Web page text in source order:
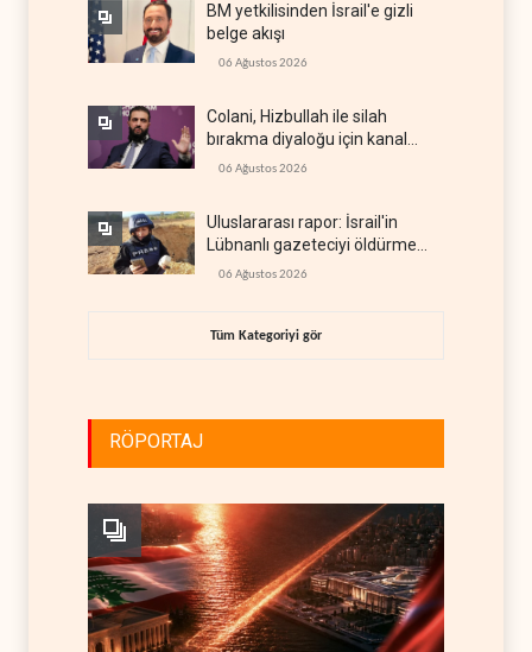
BM yetkilisinden İsrail'e gizli
belge akışı
06 Ağustos 2026
Colani, Hizbullah ile silah
bırakma diyaloğu için kanal
arıyor
06 Ağustos 2026
Uluslararası rapor: İsrail'in
Lübnanlı gazeteciyi öldürmesi
savaş suçu
06 Ağustos 2026
Tüm Kategoriyi gör
RÖPORTAJ